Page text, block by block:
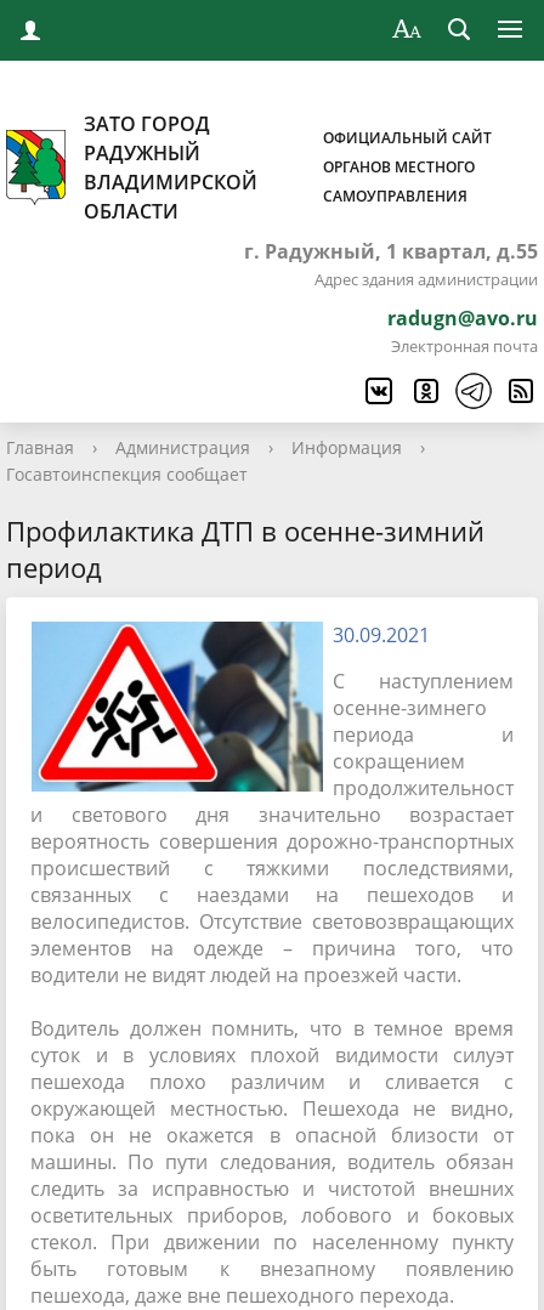
ЗАТО ГОРОД
РАДУЖНЫЙ
ВЛАДИМИРСКОЙ
ОБЛАСТИ
ОФИЦИАЛЬНЫЙ САЙТ
ОРГАНОВ МЕСТНОГО
САМОУПРАВЛЕНИЯ
г. Радужный, 1 квартал, д.55
Адрес здания администрации
radugn@avo.ru
Электронная почта
Главная › Администрация › Информация
›
Госавтоинспекция сообщает
Профилактика ДТП в осенне-зимний
период
30.09.2021
С наступлением
осенне-зимнего
периода и
сокращением
продолжительност
и светового дня значительно возрастает
вероятность совершения дорожно-транспортных
происшествий с тяжкими последствиями,
связанных с наездами на пешеходов и
велосипедистов. Отсутствие световозвращающих
элементов на одежде – причина того, что
водители не видят людей на проезжей части.
Водитель должен помнить, что в темное время
суток и в условиях плохой видимости силуэт
пешехода плохо различим и сливается с
окружающей местностью. Пешехода не видно,
пока он не окажется в опасной близости от
машины. По пути следования, водитель обязан
следить за исправностью и чистотой внешних
осветительных приборов, лобового и боковых
стекол. При движении по населенному пункту
быть готовым к внезапному появлению
пешехода, даже вне пешеходного перехода.